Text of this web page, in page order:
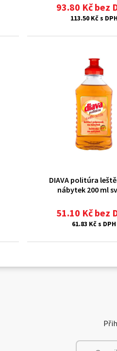
93.80 Kč bez
113.50 Kč s
DIAVA politúra
nábytek 200 ml
51.10 Kč bez
61.83 Kč s DPH